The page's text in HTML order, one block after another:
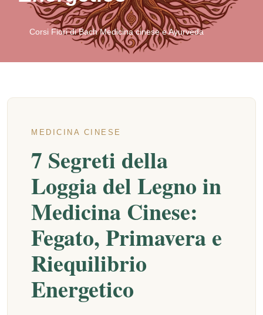
Corsi Fiori di Bach Medicina cinese e Ayurveda
MEDICINA CINESE
7 Segreti della
Loggia del Legno in
Medicina Cinese:
Fegato, Primavera e
Riequilibrio
Energetico